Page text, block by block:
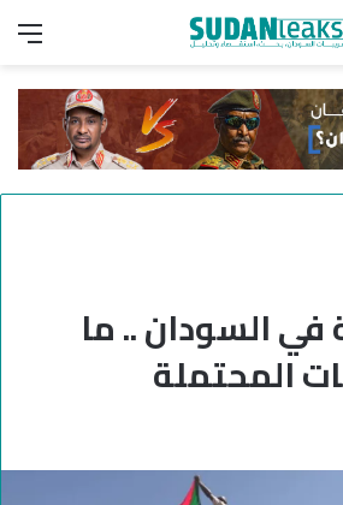
في السودان .. ما
المحتملة